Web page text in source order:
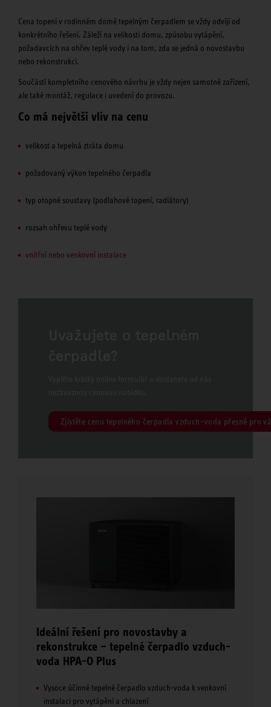
Cena topení v rodinném domě tepelným čerpadlem se vždy odvíjí od
konkrétního řešení. Záleží na velikosti domu, způsobu vytápění,
požadavcích na ohřev teplé vody i na tom, zda se jedná o novostavbu
nebo rekonstrukci.
Součástí kompletního cenového návrhu je vždy nejen samotné zařízení,
ale také montáž, regulace i uvedení do provozu.
Co má největší vliv na cenu
velikost a tepelná ztráta domu
požadovaný výkon tepelného čerpadla
typ otopné soustavy (podlahové topení, radiátory)
rozsah ohřevu teplé vody
vnitřní nebo venkovní instalace
Zjistěte cenu tepelného čerpadla vzduch–voda přesně pro
Ideální řešení pro novostavby a
rekonstrukce – tepelné čerpadlo vzduch-
voda HPA-O Plus
Vysoce účinné tepelné čerpadlo vzduch-voda k venkovní
instalaci pro vytápění a chlazení